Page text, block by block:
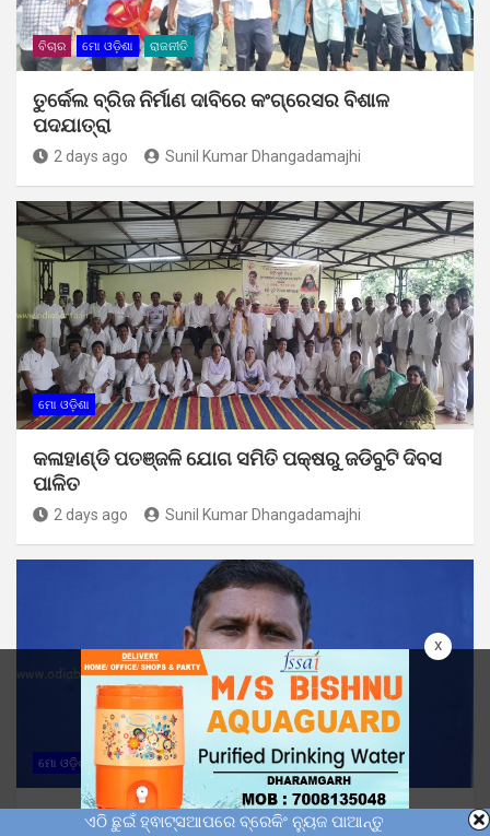
x
ବିଚାର ମୋ ଓଡ଼ିଶା ରାଜନୀତି
ତୁର୍କେଲ ବ୍ରିଜ ନିର୍ମାଣ ଦାବିରେ କଂଗ୍ରେସର ବିଶାଳ
ପଦଯାତ୍ରା
2 days ago Sunil Kumar Dhangadamajhi
ମୋ ଓଡ଼ିଶା
କଳାହାଣ୍ଡି ପତଞ୍ଜଳି ଯୋଗ ସମିତି ପକ୍ଷରୁ ଜଡିବୁଟି ଦିବସ
ପାଳିତ
2 days ago Sunil Kumar Dhangadamajhi
ମୋ ଓଡ଼ିଶା
ଯାଦବ ନେତୃତ୍ୱ ଲିଙ୍ଗରାଜ ପୋଢଙ୍କ ଦେହାନ୍ତ :
ଏଠି ଛୁଇଁ ହ୍ଵାଟ୍ସଆପରେ ବ୍ରେକିଂ ନ୍ୟୁଜ ପାଆନ୍ତୁ